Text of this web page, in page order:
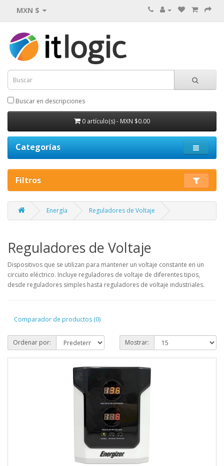
MXN $
Buscar en descripciones
0 artículo(s) - MXN $0.00
Categorías
Filtros
Energía Reguladores de Voltaje
Reguladores de Voltaje
Dispositivos que se utilizan para mantener un voltaje constante en un
circuito eléctrico. Incluye reguladores de voltaje de diferentes tipos,
desde reguladores simples hasta reguladores de voltaje industriales.
Comparador de productos (0)
Ordenar por: Mostrar: